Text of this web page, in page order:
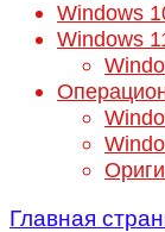
Windows
Windows
Главная